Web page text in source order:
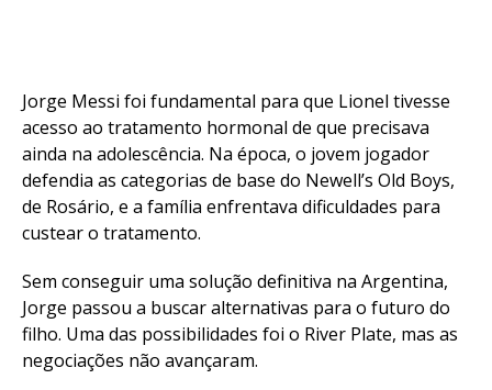
Jorge Messi foi fundamental para que Lionel tivesse
acesso ao tratamento hormonal de que precisava
ainda na adolescência. Na época, o jovem jogador
defendia as categorias de base do Newell’s Old Boys,
de Rosário, e a família enfrentava dificuldades para
custear o tratamento.
Sem conseguir uma solução definitiva na Argentina,
Jorge passou a buscar alternativas para o futuro do
filho. Uma das possibilidades foi o River Plate, mas as
negociações não avançaram.